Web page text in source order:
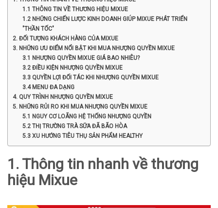
1.1 THÔNG TIN VỀ THƯƠNG HIỆU MIXUE
1.2 NHỮNG CHIẾN LƯỢC KINH DOANH GIÚP MIXUE PHÁT TRIỂN
"THẦN TỐC"
2. ĐỐI TƯỢNG KHÁCH HÀNG CỦA MIXUE
3. NHỮNG ƯU ĐIỂM NỔI BẬT KHI MUA NHƯỢNG QUYỀN MIXUE
3.1 NHƯỢNG QUYỀN MIXUE GIÁ BAO NHIÊU?
3.2 ĐIỀU KIỆN NHƯỢNG QUYỀN MIXUE
3.3 QUYỀN LỢI ĐỐI TÁC KHI NHƯỢNG QUYỀN MIXUE
3.4 MENU ĐA DẠNG
4. QUY TRÌNH NHƯỢNG QUYỀN MIXUE
5. NHỮNG RỦI RO KHI MUA NHƯỢNG QUYỀN MIXUE
5.1 NGUY CƠ LOÃNG HỆ THỐNG NHƯỢNG QUYỀN
5.2 THỊ TRƯỜNG TRÀ SỮA ĐÃ BÃO HÒA
5.3 XU HƯỚNG TIÊU THỤ SẢN PHẨM HEALTHY
1. Thông tin nhanh về thương
hiệu Mixue